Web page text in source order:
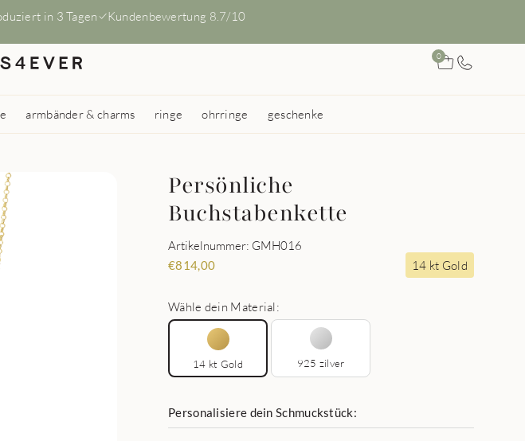
in 3 Tagen Kundenbewertung 8.7/10
0
armbänder & charms ringe ohrringe geschenke
Persönliche
Buchstabenkette
Artikelnummer: GMH016
€814,00 14 kt Gold
Wähle dein Material:
14 kt Gold 925 zilver
Personalisiere dein Schmuckstück: